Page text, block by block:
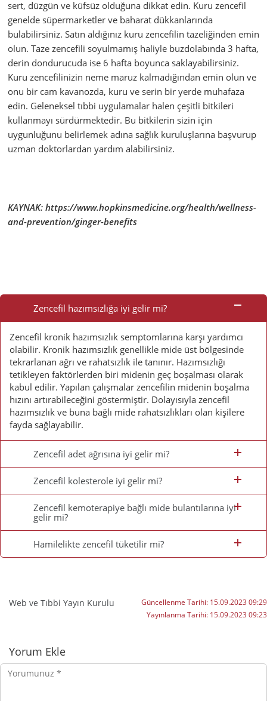
sert, düzgün ve küfsüz olduğuna dikkat edin. Kuru zencefil
genelde süpermarketler ve baharat dükkanlarında
bulabilirsiniz. Satın aldığınız kuru zencefilin tazeliğinden emin
olun. Taze zencefili soyulmamış haliyle buzdolabında 3 hafta,
derin dondurucuda ise 6 hafta boyunca saklayabilirsiniz.
Kuru zencefilinizin neme maruz kalmadığından emin olun ve
onu bir cam kavanozda, kuru ve serin bir yerde muhafaza
edin. Geleneksel tıbbi uygulamalar halen çeşitli bitkileri
kullanmayı sürdürmektedir. Bu bitkilerin sizin için
uygunluğunu belirlemek adına sağlık kuruluşlarına başvurup
uzman doktorlardan yardım alabilirsiniz.
KAYNAK: https://www.hopkinsmedicine.org/health/wellness-
and-prevention/ginger-benefits
Sorulan
Sorular
Zencefil hazımsızlığa iyi gelir mi?
Zencefil kronik hazımsızlık semptomlarına karşı yardımcı
olabilir. Kronik hazımsızlık genellikle mide üst bölgesinde
tekrarlanan ağrı ve rahatsızlık ile tanınır. Hazımsızlığı
tetikleyen faktörlerden biri midenin geç boşalması olarak
kabul edilir. Yapılan çalışmalar zencefilin midenin boşalma
hızını artırabileceğini göstermiştir. Dolayısıyla zencefil
hazımsızlık ve buna bağlı mide rahatsızlıkları olan kişilere
fayda sağlayabilir.
Zencefil adet ağrısına iyi gelir mi?
Zencefil kolesterole iyi gelir mi?
Zencefil kemoterapiye bağlı mide bulantılarına iyi
gelir mi?
Hamilelikte zencefil tüketilir mi?
Web ve Tıbbi Yayın Kurulu Güncellenme Tarihi: 15.09.2023 09:29
Yayınlanma Tarihi: 15.09.2023 09:23
Yorumlar
Yorum Ekle
Yorumunuz